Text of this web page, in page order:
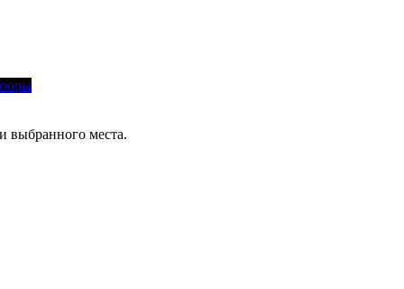
выбранного места.